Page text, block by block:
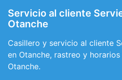
Servicio al cliente
Otanche
Casillero y servicio al cliente
en Otanche, rastreo y
Otanche.